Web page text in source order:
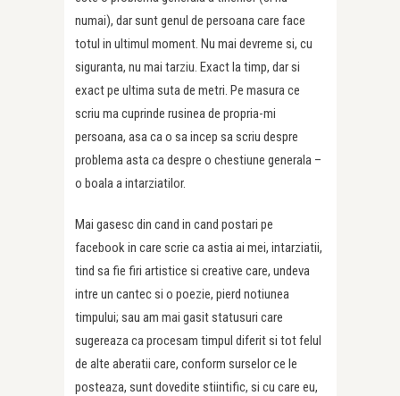
numai), dar sunt genul de persoana care face
totul in ultimul moment. Nu mai devreme si, cu
siguranta, nu mai tarziu. Exact la timp, dar si
exact pe ultima suta de metri. Pe masura ce
scriu ma cuprinde rusinea de propria-mi
persoana, asa ca o sa incep sa scriu despre
problema asta ca despre o chestiune generala –
o boala a intarziatilor.
Mai gasesc din cand in cand postari pe
facebook in care scrie ca astia ai mei, intarziatii,
tind sa fie firi artistice si creative care, undeva
intre un cantec si o poezie, pierd notiunea
timpului; sau am mai gasit statusuri care
sugereaza ca procesam timpul diferit si tot felul
de alte aberatii care, conform surselor ce le
posteaza, sunt dovedite stiintific, si cu care eu,